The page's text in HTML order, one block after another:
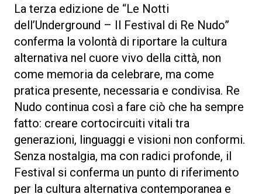
La terza edizione de “Le Notti
dell’Underground – Il Festival di Re Nudo”
conferma la volontà di riportare la cultura
alternativa nel cuore vivo della città, non
come memoria da celebrare, ma come
pratica presente, necessaria e condivisa. Re
Nudo continua così a fare ciò che ha sempre
fatto: creare cortocircuiti vitali tra
generazioni, linguaggi e visioni non conformi.
Senza nostalgia, ma con radici profonde, il
Festival si conferma un punto di riferimento
per la cultura alternativa contemporanea e